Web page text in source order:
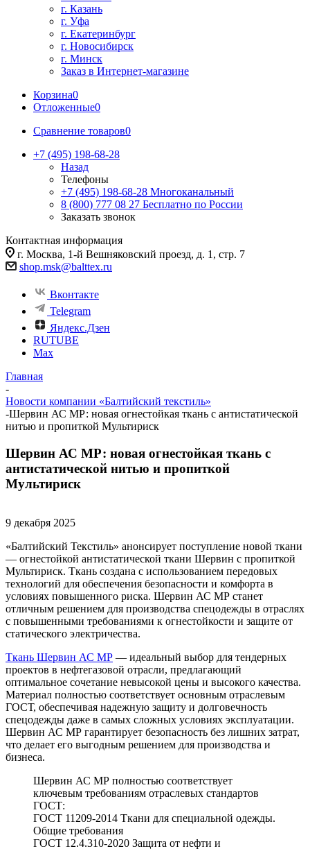
г. Казань
г. Уфа
г. Екатеринбург
г. Новосибирск
г. Минск
Заказ в Интернет-магазине
Корзина0
Отложенные0
Сравнение товаров0
+7 (495) 198-68-28
Назад
Телефоны
+7 (495) 198-68-28 Многоканальный
8 (800) 777 08 27 Бесплатно по России
Заказать звонок
Контактная информация
г. Москва, 1-й Вешняковский проезд, д. 1, стр. 7
shop.msk@balttex.ru
Вконтакте
Telegram
Яндекс.Дзен
RUTUBE
Max
Главная
-
Новости компании «Балтийский текстиль»
-Шервин АС МР: новая огнестойкая ткань с антистатической
нитью и пропиткой Мультириск
Шервин АС МР: новая огнестойкая ткань с
антистатической нитью и пропиткой
Мультириск
9 декабря 2025
«Балтийский Текстиль» анонсирует поступление новой ткани
— огнестойкой антистатической ткани Шервин с пропиткой
Мультириск. Ткань создана с использованием передовых
технологий для обеспечения безопасности и комфорта в
условиях повышенного риска. Шервин АС МР станет
отличным решением для производства спецодежды в отраслях
с повышенными требованиями к огнестойкости и защите от
статического электричества.
Ткань Шервин АС МР — идеальный выбор для тендерных
проектов в нефтегазовой отрасли, предлагающий
оптимальное сочетание невысокой цены и высокого качества.
Материал полностью соответствует основным отраслевым
ГОСТ, обеспечивая надежную защиту и долговечность
спецодежды даже в самых сложных условиях эксплуатации.
Шервин АС МР гарантирует безопасность без лишних затрат,
что делает его выгодным решением для производства и
бизнеса.
Шервин АС МР полностью соответствует
ключевым требованиям отраслевых стандартов
ГОСТ:
ГОСТ 11209-2014 Ткани для специальной одежды.
Общие требования
ГОСТ 12.4.310-2020 Защита от нефти и